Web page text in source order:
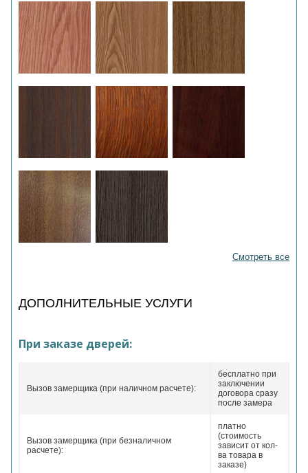
Смотреть все
ДОПОЛНИТЕЛЬНЫЕ УСЛУГИ
При заказе дверей:
Вызов замерщика (при наличном расчете):
бесплатно при
заключении
договора сразу
после замера
Вызов замерщика (при безналичном
расчете):
платно
(стоимость
зависит от кол-
ва товара в
заказе)